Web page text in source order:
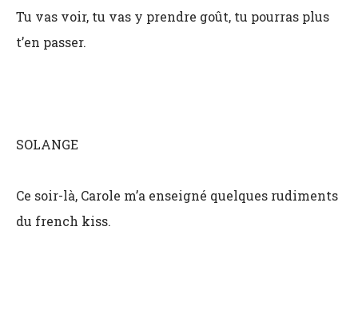
Tu vas voir, tu vas y prendre goût, tu pourras plus
t’en passer.
SOLANGE
Ce soir-là, Carole m’a enseigné quelques rudiments
du french kiss.